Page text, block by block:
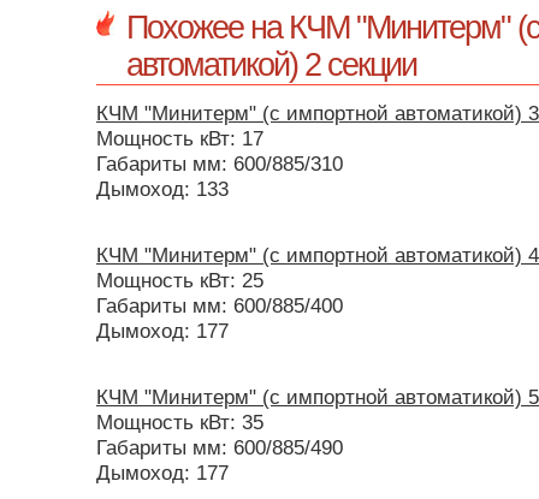
Похожее на КЧМ "Минитерм"
автоматикой) 2 секции
КЧМ "Минитерм" (с импортной автоматикой)
Мощность кВт: 17
Габариты мм: 600/885/310
Дымоход: 133
КЧМ "Минитерм" (с импортной автоматикой)
Мощность кВт: 25
Габариты мм: 600/885/400
Дымоход: 177
КЧМ "Минитерм" (с импортной автоматикой)
Мощность кВт: 35
Габариты мм: 600/885/490
Дымоход: 177